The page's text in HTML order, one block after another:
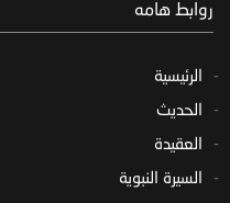
روابط هامه
الرئيسية
الحديث
العقيدة
السيرة النبوية